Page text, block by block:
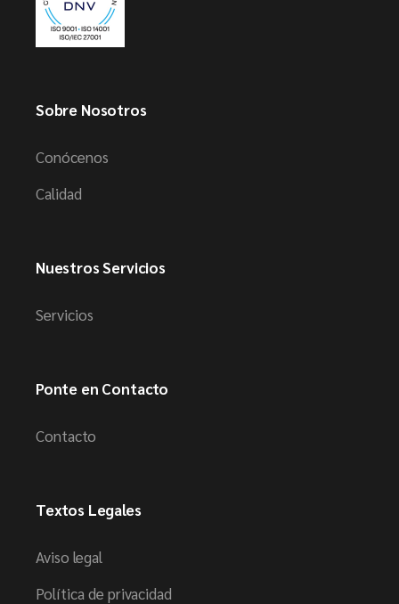
Sobre Nosotros
Conócenos
Calidad
Nuestros Servicios
Servicios
Ponte en Contacto
Contacto
Textos Legales
Aviso legal
Política de privacidad